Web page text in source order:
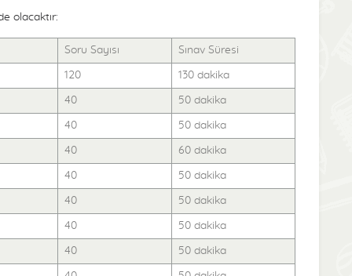
olacaktır:
Soru Sayısı Sınav Süresi
120 130 dakika
40 50 dakika
40 50 dakika
40 60 dakika
40 50 dakika
40 50 dakika
40 50 dakika
40 50 dakika